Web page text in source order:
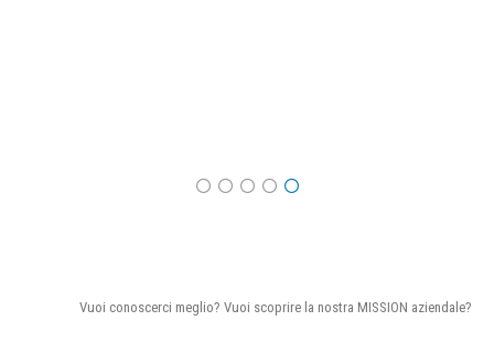
Vuoi conoscerci meglio? Vuoi scoprire la nostra MISSION aziendale?